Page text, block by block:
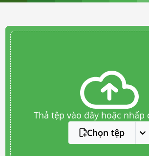
Thả tệp vào đây hoặc nhấp
Chọn tệp